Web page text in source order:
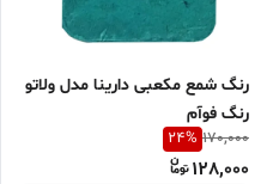
رنگ شمع مکعبی دارینا مدل ولاتو
رنگ فوآم
170,000
24%
128,000